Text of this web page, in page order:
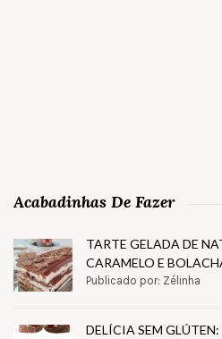
Acabadinhas De Fazer
TARTE GELADA DE
CARAMELO E
Publicado por: Zélinha
DELÍCIA SEM